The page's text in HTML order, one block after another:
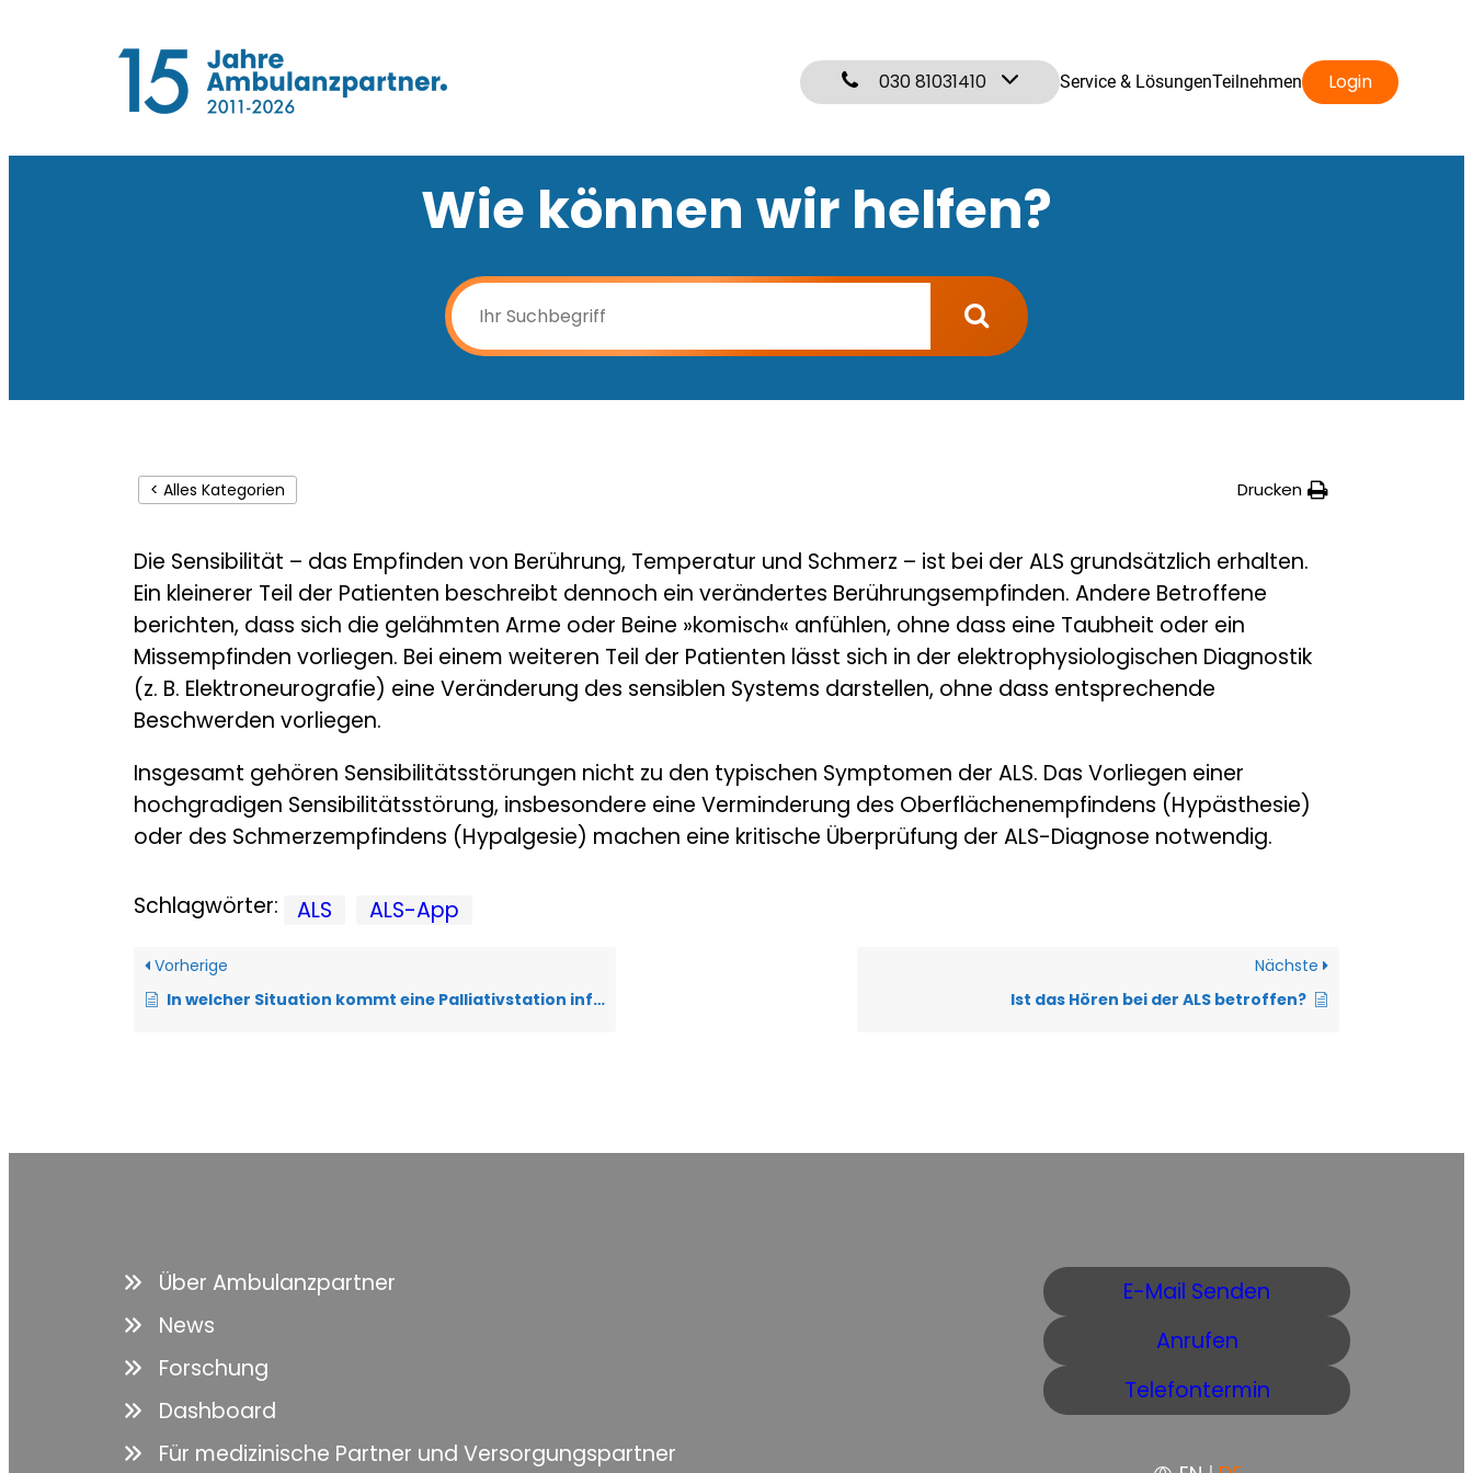
030 81031410 Service & LösungenTeilnehmen Login
Wie können wir helfen?
< Alles Kategorien Drucken
Die Sensibilität – das Empfinden von Berührung, Temperatur und Schmerz – ist bei der ALS grundsätzlich erhalten.
Ein kleinerer Teil der Patienten beschreibt dennoch ein verändertes Berührungsempfinden. Andere Betroffene
berichten, dass sich die gelähmten Arme oder Beine »komisch« anfühlen, ohne dass eine Taubheit oder ein
Missempfinden vorliegen. Bei einem weiteren Teil der Patienten lässt sich in der elektrophysiologischen Diagnostik
(z. B. Elektroneurografie) eine Veränderung des sensiblen Systems darstellen, ohne dass entsprechende
Beschwerden vorliegen.
Insgesamt gehören Sensibilitätsstörungen nicht zu den typischen Symptomen der ALS. Das Vorliegen einer
hochgradigen Sensibilitätsstörung, insbesondere eine Verminderung des Oberflächenempfindens (Hypästhesie)
oder des Schmerzempfindens (Hypalgesie) machen eine kritische Überprüfung der ALS-Diagnose notwendig.
Schlagwörter: ALS ALS-App
Vorherige
In welcher Situation kommt eine Palliativstation infrage?
Nächste
Ist das Hören bei der ALS betroffen?
Über Ambulanzpartner
News
Forschung
Dashboard
Für medizinische Partner und Versorgungspartner
E-Mail Senden
Anrufen
Telefontermin